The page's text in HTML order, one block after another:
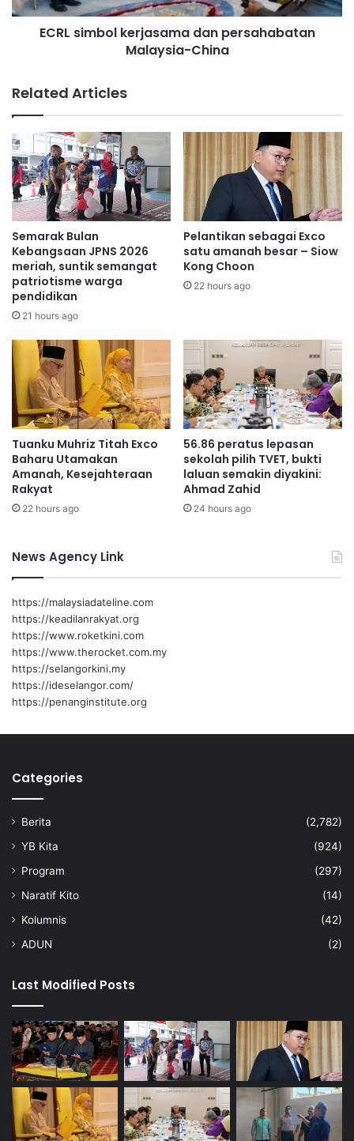
e
m
i
a
l
a
y
s
i
a
o
j
a
s
a
m
a
d
a
n
p
e
r
s
a
a
b
a
a
n
M
a
l
a
y
a
-
C
h
i
n
a
ECRL simbol kerjasama dan persahabatan
Malaysia-China
Related Articles
Semarak Bulan
Kebangsaan JPNS 2026
meriah, suntik semangat
patriotisme warga
pendidikan
21 hours ago
Pelantikan sebagai Exco
satu amanah besar – Siow
Kong Choon
22 hours ago
Tuanku Muhriz Titah Exco
Baharu Utamakan
Amanah, Kesejahteraan
Rakyat
22 hours ago
56.86 peratus lepasan
sekolah pilih TVET, bukti
laluan semakin diyakini:
Ahmad Zahid
24 hours ago
News Agency Link
https://malaysiadateline.com
https://keadilanrakyat.org
https://www.roketkini.com
https://www.therocket.com.my
https://selangorkini.my
https://ideselangor.com/
https://penanginstitute.org
Categories
Berita
(2,782)
YB Kita
(924)
Program
(297)
Naratif Kito
(14)
Kolumnis
(42)
ADUN
(2)
Last Modified Posts